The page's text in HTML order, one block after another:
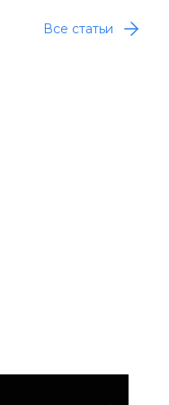
Все статьи